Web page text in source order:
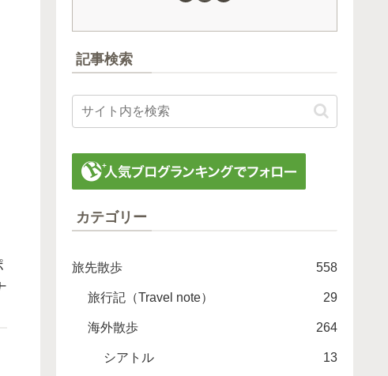
記事検索
カテゴリー
旅先散歩 558
旅行記（Travel note） 29
海外散歩 264
シアトル 13